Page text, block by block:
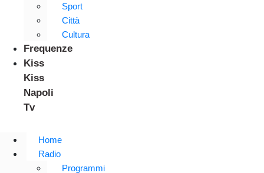
Sport
Città
Cultura
Frequenze
Kiss
Kiss
Napoli
Tv
Home
Radio
Programmi